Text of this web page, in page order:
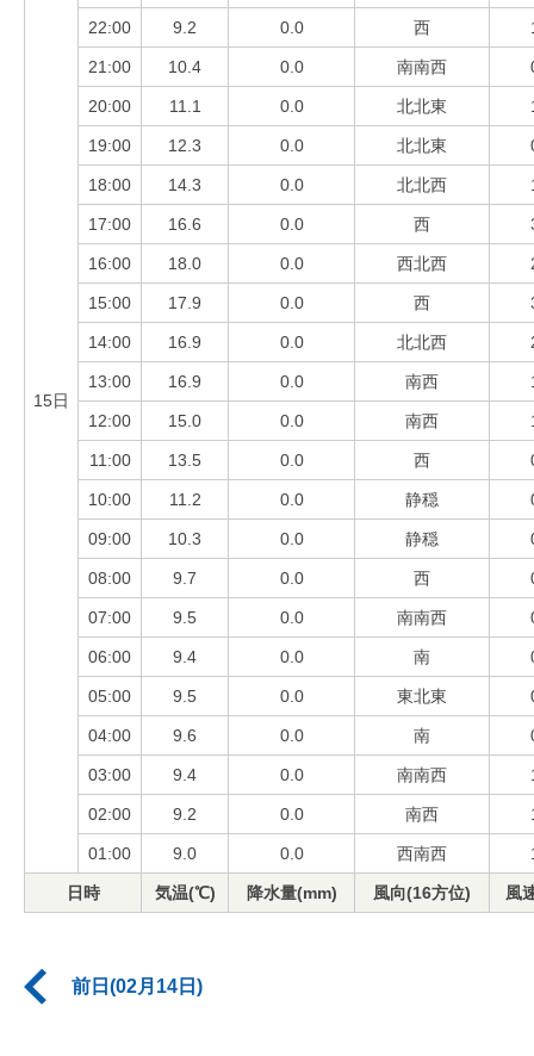
15日
22:00 9.2 0.0 西
21:00 10.4 0.0 南南西
20:00 11.1 0.0 北北東
19:00 12.3 0.0 北北東
18:00 14.3 0.0 北北西
17:00 16.6 0.0 西
16:00 18.0 0.0 西北西
15:00 17.9 0.0 西
14:00 16.9 0.0 北北西
13:00 16.9 0.0 南西
12:00 15.0 0.0 南西
11:00 13.5 0.0 西
10:00 11.2 0.0 静穏
09:00 10.3 0.0 静穏
08:00 9.7 0.0 西
07:00 9.5 0.0 南南西
06:00 9.4 0.0 南
05:00 9.5 0.0 東北東
04:00 9.6 0.0 南
03:00 9.4 0.0 南南西
02:00 9.2 0.0 南西
01:00 9.0 0.0 西南西
日時 気温(℃) 降水量(mm) 風向(16方位) 風
前日(02月14日)